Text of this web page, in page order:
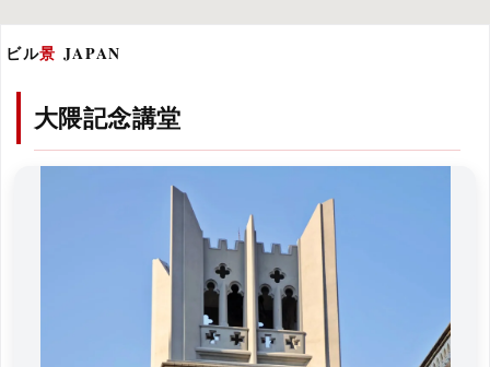
ビル景 JAPAN
大隈記念講堂